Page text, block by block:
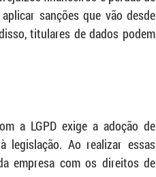
sanções que vão desde
titulares de dados podem
a LGPD exige a adoção de
legislação. Ao realizar essas
empresa com os direitos de